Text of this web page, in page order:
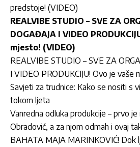
predstoje! (VIDEO)
REALVIBE STUDIO – SVE ZA
DOGAĐAJA I VIDEO
mjesto! (VIDEO)
REALVIBE STUDIO – SVE ZA
I VIDEO PRODUKCIJU! Ovo je vaše
Savjeti za trudnice: Kako se nositi s
tokom ljeta
Vanredna odluka produkcije – prvo je
Obradović, a za njom odmah i ovaj
BAHATA MAJA MARINKOVIĆ! Dok